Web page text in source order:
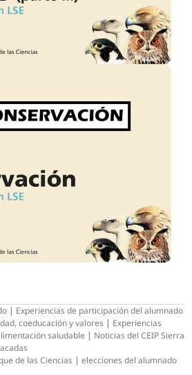
| Experiencias de participación del alumnado
coeducación y valores | Experiencias
saludable | Noticias del CEIP Sierra
de las Ciencias | elecciones del alumnado